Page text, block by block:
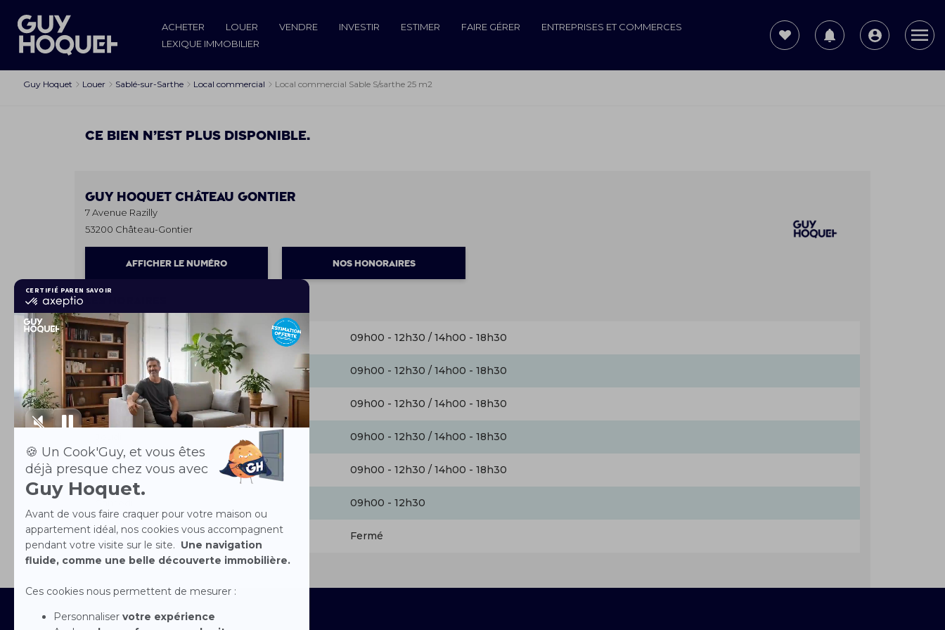
ACHETER LOUER VENDRE INVESTIR ESTIMER FAIRE GÉRER
ENTREPRISES ET COMMERCES
LEXIQUE IMMOBILIER
Guy Hoquet Louer Sablé-sur-Sarthe Local commercial Local commercial Sable S/sarthe 25 m2
Ce bien n’est plus disponible.
Guy Hoquet CHÂTEAU GONTIER
7 Avenue Razilly
53200 Château-Gontier
AFFICHER LE NUMÉRO NOS HONORAIRES
Lundi 09h00 - 12h30 / 14h00 - 18h30
Mardi 09h00 - 12h30 / 14h00 - 18h30
Mercredi 09h00 - 12h30 / 14h00 - 18h30
09h00 - 12h30 / 14h00 - 18h30
Vendredi 09h00 - 12h30 / 14h00 - 18h30
Samedi 09h00 - 12h30
Dimanche Fermé